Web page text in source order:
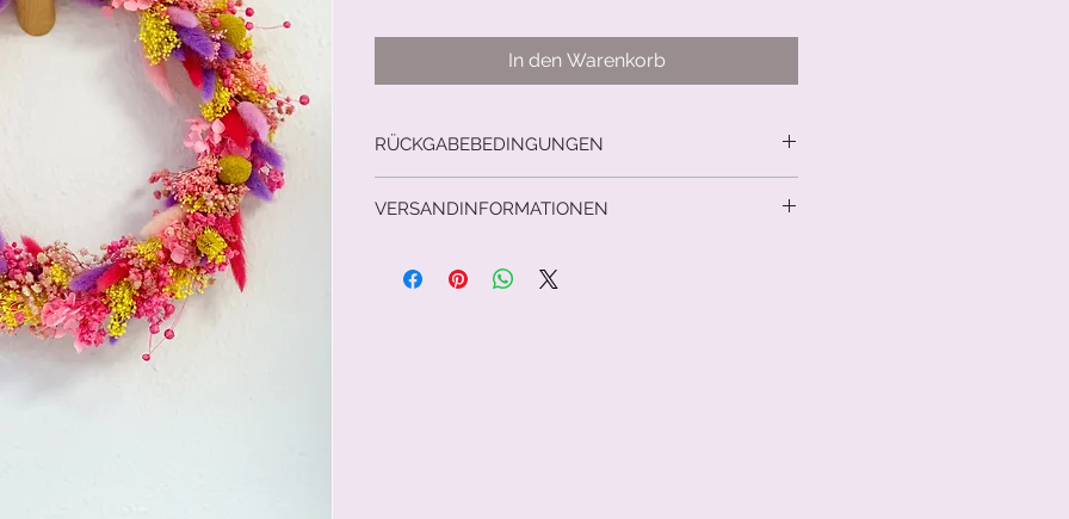
In den Warenkorb
RÜCKGABEBEDINGUNGEN
VERSANDINFORMATIONEN